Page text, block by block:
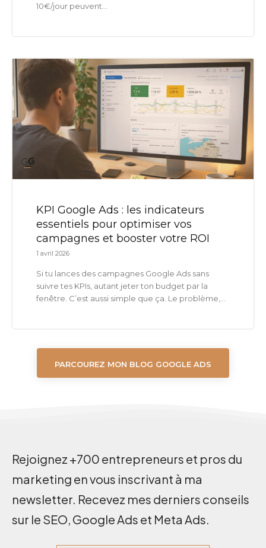
10€/jour peuvent...
KPI Google Ads : les indicateurs
essentiels pour optimiser vos
campagnes et booster votre ROI
1 avril 2026
Si tu lances des campagnes Google Ads sans
suivre tes KPIs, autant jeter ton budget par la
fenêtre. C’est aussi simple que ça. Le problème,...
PARCOUREZ MON BLOG GOOGLE ADS
Rejoignez +700 entrepreneurs et pros du
marketing en vous inscrivant à ma
newsletter. Recevez mes derniers conseils
sur le SEO, Google Ads et Meta Ads.